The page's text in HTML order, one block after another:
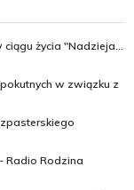
życia "Nadzieja...
w związku z
- Radio Rodzina